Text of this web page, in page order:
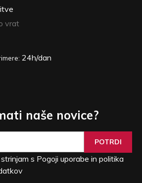
vrat
24h/dan
naše novice?
POTRDI
s Pogoji uporabe in politika